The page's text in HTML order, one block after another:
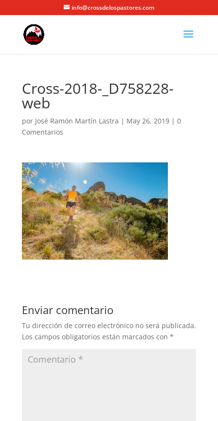
info@crossdelospastores.com
Cross-2018-_D758228-
web
por José Ramón Martín Lastra | May 26, 2019| 0
Comentarios
Enviar comentario
Tu dirección de correo electrónico no será publicada.
Los campos obligatorios están marcados con *